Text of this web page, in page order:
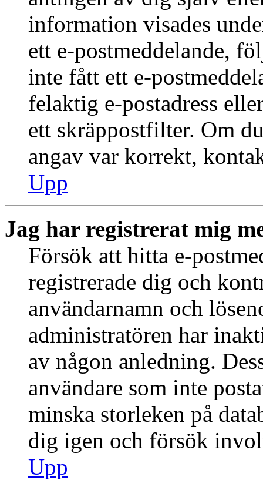
information visades
ett e-postmeddelande,
inte fått ett e-
felaktig e-postadress
ett skräppostfilter. Om
angav var korrekt,
Upp
Jag har registrerat mig
Försök att hitta e-
registrerade dig och
användarnamn och
administratören har
av någon anledning.
användare som inte
minska storleken på
dig igen och försök
Upp